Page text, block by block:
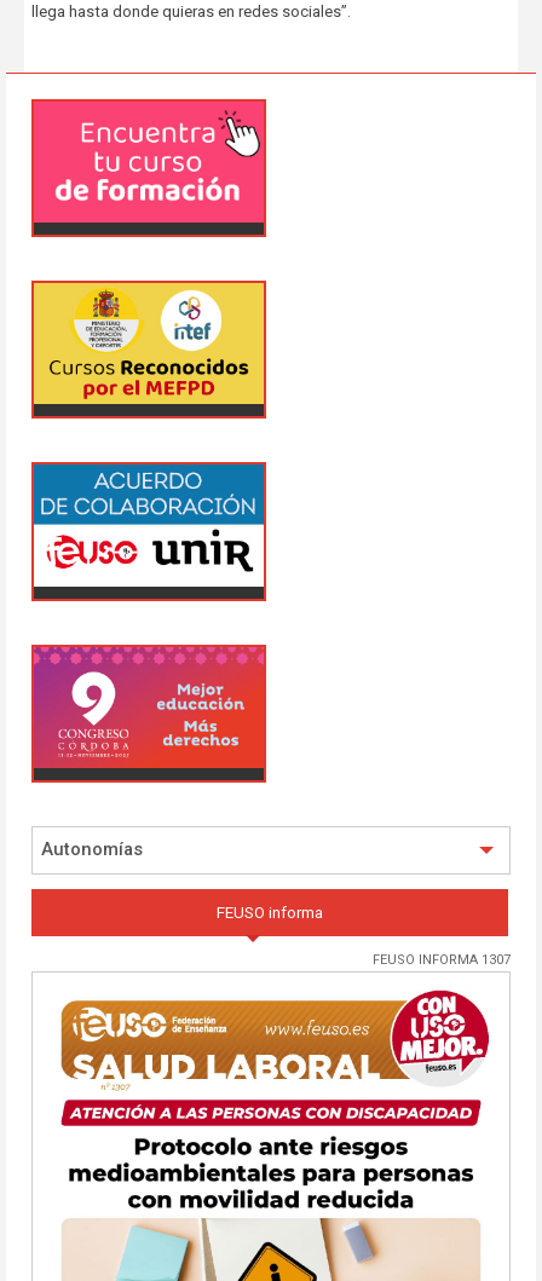
llega hasta donde quieras en redes sociales”.
Autonomías
FEUSO informa
FEUSO INFORMA 1307